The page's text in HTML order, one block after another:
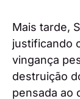
Mais tarde,
justificando
vingança
destruição
pensada ao